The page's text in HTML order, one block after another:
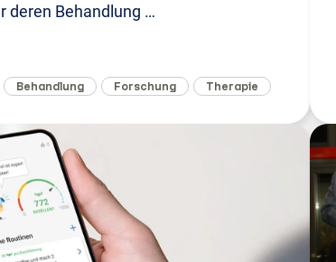
deren Behandlung …
Behandlung Forschung Therapie